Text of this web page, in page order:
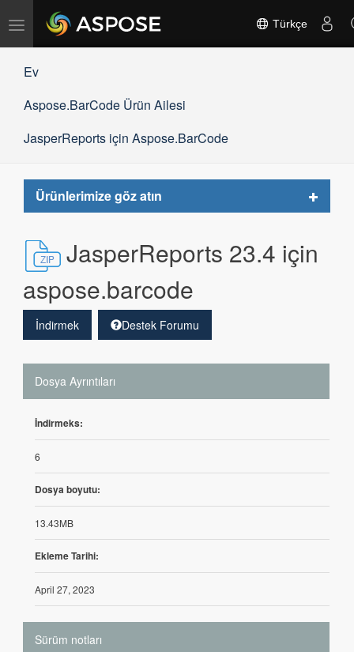
Gezinmeyi
Türkçe
Ev
Aspose.BarCode Ürün Ailesi
JasperReports için Aspose.BarCode
Ürünlerimize göz atın
Toggle
JasperReports 23.4 için
aspose.barcode
İndirmek Destek Forumu
Dosya Ayrıntıları
İndirmeks:
6
Dosya boyutu:
13.43MB
Ekleme Tarihi:
April 27, 2023
Sürüm notları